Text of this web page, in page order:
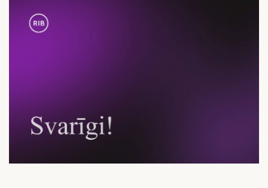
Maksājumu
darījumi
Seifi
Citas nozares